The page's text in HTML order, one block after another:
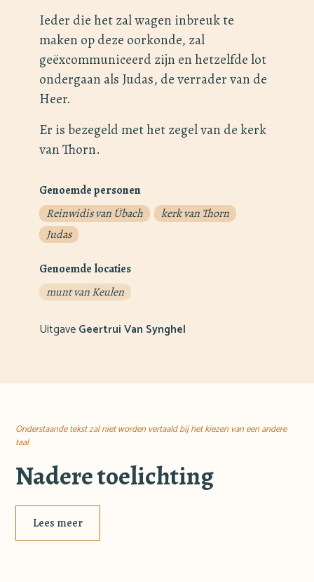
Ieder die het zal wagen inbreuk te
maken op deze oorkonde, zal
geëxcommuniceerd zijn en hetzelfde lot
ondergaan als Judas, de verrader van de
Heer.
Er is bezegeld met het zegel van de kerk
van Thorn.
Genoemde personen
Reinwidis van Übach
kerk van Thorn
Judas
Genoemde locaties
munt van Keulen
UitgaveGeertrui Van Synghel
Onderstaande tekst zal niet worden vertaald bij het kiezen van een andere
taal
Nadere toelichting
Lees meer